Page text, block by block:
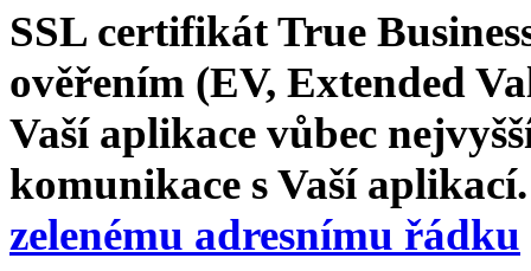
SSL certifikát True
ověřením (EV, Extended
Vaší aplikace vůbec
komunikace s Vaší
zelenému adresnímu řádku